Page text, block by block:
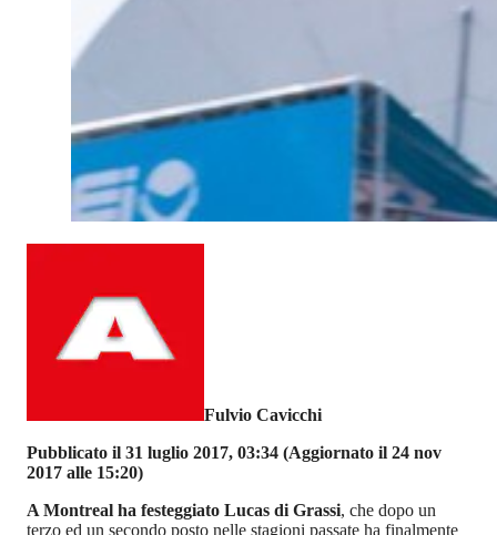
Fulvio Cavicchi
Pubblicato il 31 luglio 2017, 03:34 (Aggiornato il 24 nov
2017 alle 15:20)
A Montreal ha festeggiato Lucas di Grassi, che dopo un
terzo ed un secondo posto nelle stagioni passate ha finalmente